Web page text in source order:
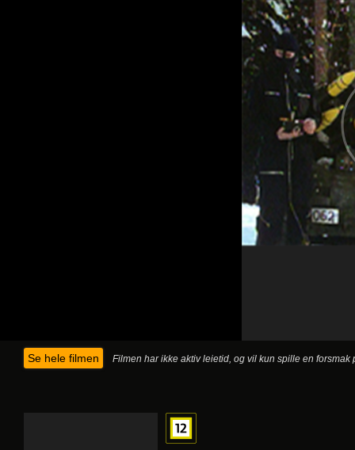
Se hele filmen Filmen har ikke aktiv leietid, og vil kun spille en forsmak